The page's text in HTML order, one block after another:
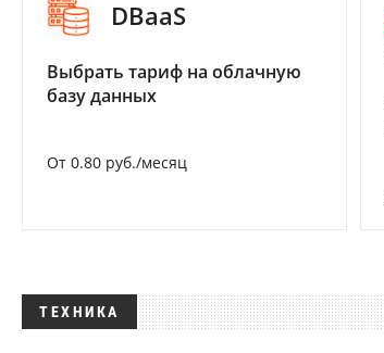
DBaaS
Выбрать тариф на облачную
базу данных
От 0.80 руб./месяц
ТЕХНИКА